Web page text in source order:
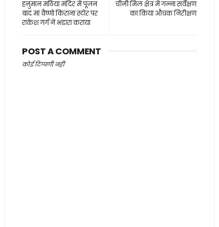
चीनी मिल क्षेत्र में गन्ना सर्वेक्षण
का किया औचक निरीक्षण
हनुमान मठिया मंदिर में पूजन
बाद मां वैष्णो किराना स्टोर पर
राकेश गर्ग नें भंडारा कराया
POST A COMMENT
कोई टिप्पणी नहीं